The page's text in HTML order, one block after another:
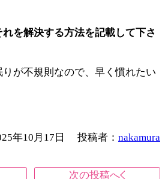
を解決する方法を記載して下さ
が不規則なので、早く慣れたい
年10月17日 投稿者： nakamura
次の投稿へ